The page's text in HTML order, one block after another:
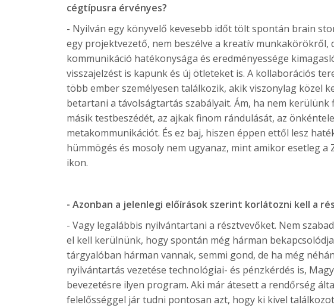
cégtípusra érvényes?
- Nyilván egy könyvelő kevesebb időt tölt spontán brain
egy projektvezető, nem beszélve a kreatív munkakörökről,
kommunikáció hatékonysága és eredményessége
visszajelzést is kapunk és új ötleteket is. A kollaborációs
több ember személyesen találkozik, akik viszonylag közel
betartani a távolságtartás szabályait. Ám, ha nem
másik testbeszédét, az ajkak finom rándulását, az
metakommunikációt. És ez baj, hiszen éppen ettől lesz
hümmögés és mosoly nem ugyanaz, mint amikor esetleg
ikon.
- Azonban a jelenlegi előírások szerint korlátozni kell a
- Vagy legalábbis nyilvántartani a résztvevőket. Nem
el kell kerülnünk, hogy spontán még hárman
tárgyalóban hárman vannak, semmi gond, de ha még
nyilvántartás vezetése technológiai- és pénzkérdés is,
bevezetésre ilyen program. Aki már átesett a rendőrség
felelősséggel jár tudni pontosan azt, hogy ki kivel